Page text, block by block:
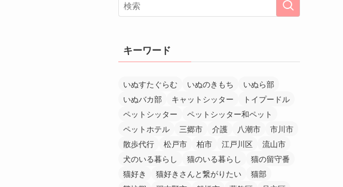
キーワード
いぬすたぐらむ いぬのきもち
いぬら部
いぬバカ部
キャットシッター
トイプードル
ペットシッター
ペットシッター和ペット
ペットホテル
三郷市 介護 八潮市
市川市
散歩代行
松戸市 柏市 江戸川区
流山市
犬のいる暮らし
猫のいる暮らし
猫の留守番
猫好き
猫好きさんと繋がりたい
猫部